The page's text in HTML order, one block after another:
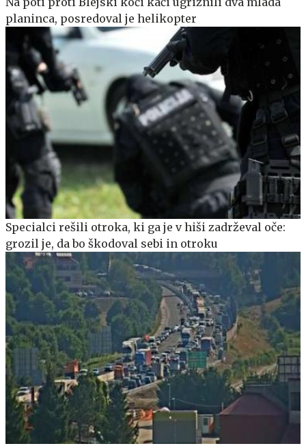
planinca, posredoval je helikopter
Specialci rešili otroka, ki ga je v hiši zadrževal oče:
grozil je, da bo škodoval sebi in otroku